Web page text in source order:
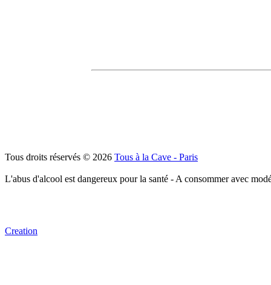
Tous droits réservés © 2026 Tous à la Cave - Paris
L'abus d'alcool est dangereux pour la santé - A consommer avec
Creation